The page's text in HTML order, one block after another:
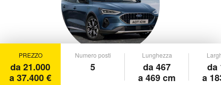
PREZZO
da 21.000
a 37.400 €
Numero posti
5
Lunghezza
da 467
a 469 cm
da
a